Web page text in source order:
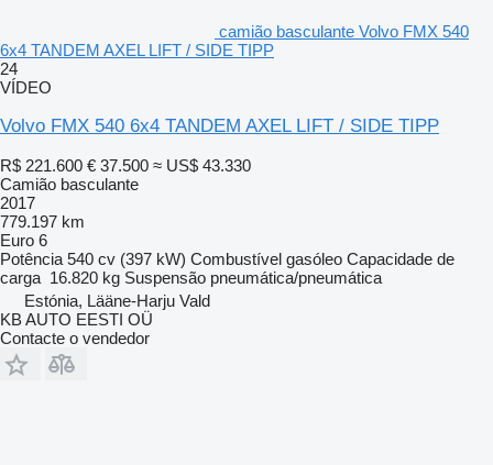
camião basculante Volvo FMX 540
6x4 TANDEM AXEL LIFT / SIDE TIPP
24
VÍDEO
Volvo FMX 540 6x4 TANDEM AXEL LIFT / SIDE TIPP
R$ 221.600 € 37.500 ≈ US$ 43.330
Camião basculante
2017
779.197 km
Euro 6
Potência 540 cv (397 kW) Combustível gasóleo Capacidade de
carga 16.820 kg Suspensão pneumática/pneumática
Estónia, Lääne-Harju Vald
KB AUTO EESTI OÜ
Contacte o vendedor